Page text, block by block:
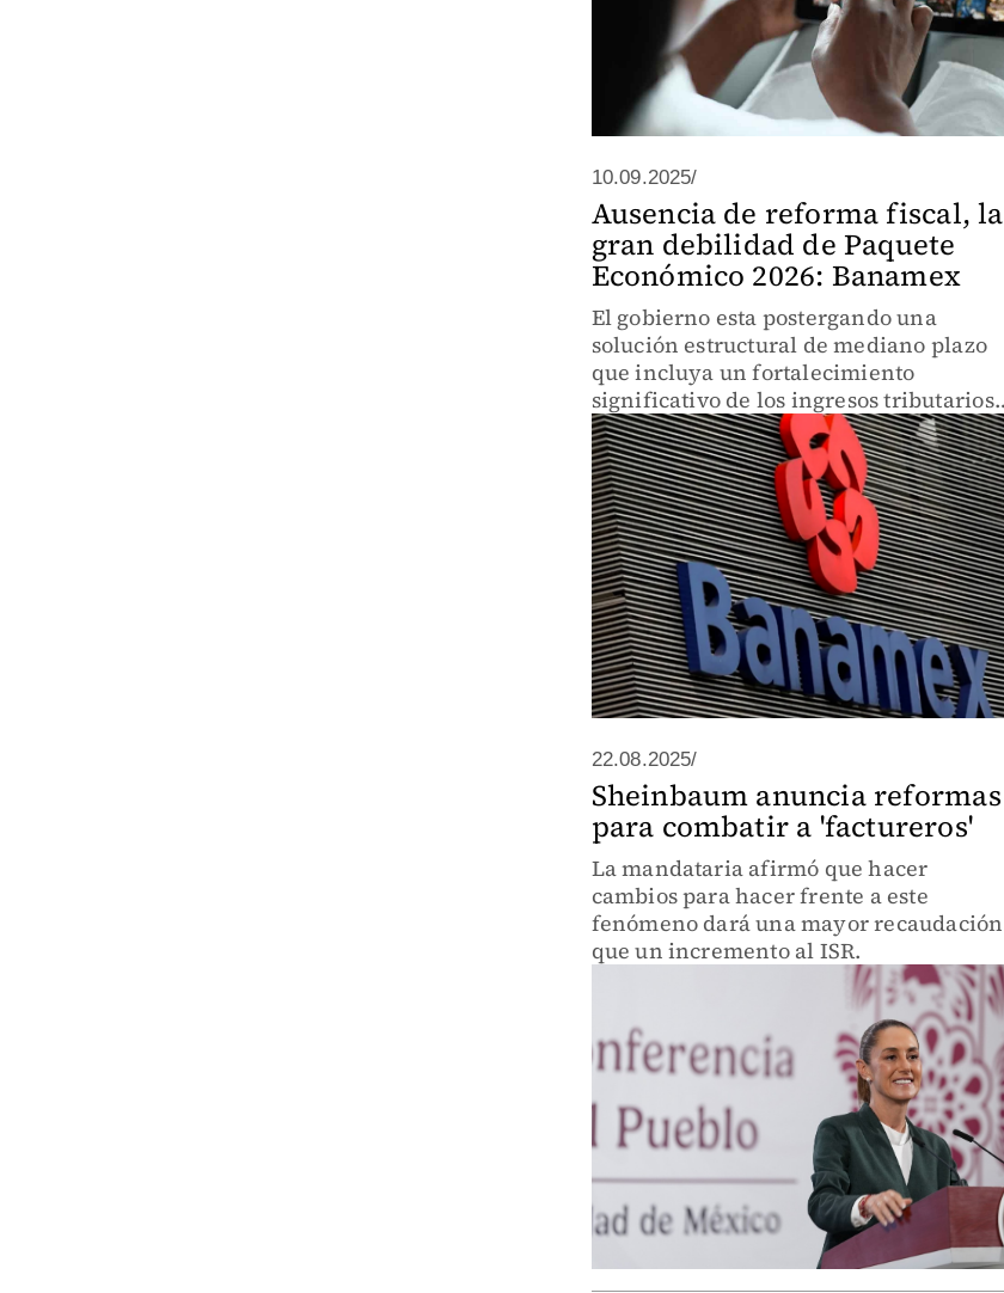
10.09.2025/
Ausencia de reforma fiscal, la
gran debilidad de Paquete
Económico 2026: Banamex
El gobierno esta postergando una
solución estructural de mediano plazo
que incluya un fortalecimiento
significativo de los ingresos tributarios,
dijo la firma fi
22.08.2025/
Sheinbaum anuncia reformas
para combatir a 'factureros'
La mandataria afirmó que hacer
cambios para hacer frente a este
fenómeno dará una mayor recaudación
que un incremento al ISR.